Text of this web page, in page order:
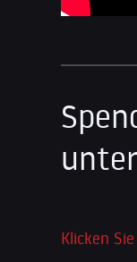
Klicken